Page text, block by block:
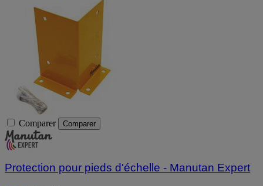
Comparer Comparer
Protection pour pieds d'échelle - Manutan Expert